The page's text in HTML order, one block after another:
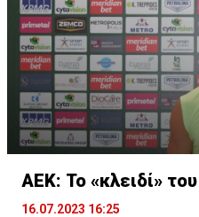
ελεύθερα σε οποιαδήποτε
καλοκαίρι.
ΑΕΚ: Το «κλειδί»
16.07.2023 16:25